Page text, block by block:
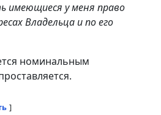
имеющиеся у меня право
Владельца и по его
номинальным